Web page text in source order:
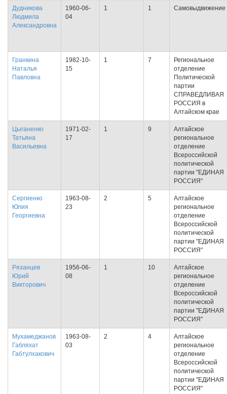
Дудникова
Людмила
Александровна
1960-06-
04
1 1 Самовыдвижение
Гранкина
Наталья
Павловна
1982-10-
15
1 7
Региональное
отделение
Политической
партии
СПРАВЕДЛИВАЯ
РОССИЯ в
Алтайском крае
Цыганенко
Татьяна
Васильевна
1971-02-
17
1 9
Алтайское
региональное
отделение
Всероссийской
политической
партии "ЕДИНАЯ
РОССИЯ"
Сергиенко
Юлия
Георгиевна
1963-08-
23
2 5
Алтайское
региональное
отделение
Всероссийской
политической
партии "ЕДИНАЯ
РОССИЯ"
Рязанцев
Юрий
Викторович
1956-06-
08
1 10
Алтайское
региональное
отделение
Всероссийской
политической
партии "ЕДИНАЯ
РОССИЯ"
Мухамеджанов
Габляхат
Габтулхакович
1963-08-
03
2 4
Алтайское
региональное
отделение
Всероссийской
политической
партии "ЕДИНАЯ
РОССИЯ"